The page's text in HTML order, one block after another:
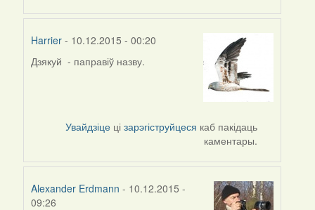
Harrier - 10.12.2015 - 00:20
In
Дзякуй - паправіў назву.
Увайдзіце цізарэгіструйцеся каб пакідаць
каментары.
Alexander Erdmann - 10.12.2015 -
09:26